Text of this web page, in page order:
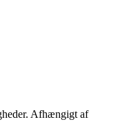
Afhængigt af